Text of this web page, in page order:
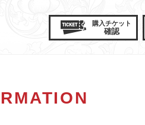
購入チケット
確認